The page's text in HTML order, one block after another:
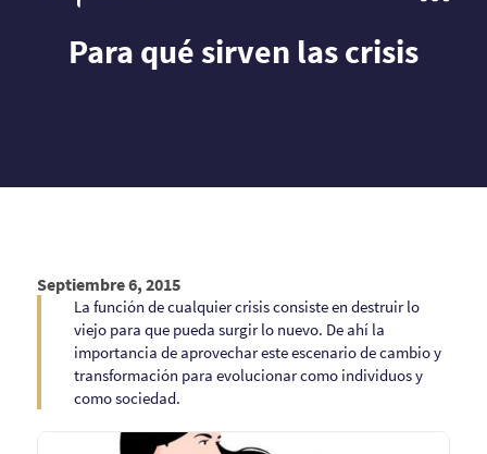
Para qué sirven las crisis
Septiembre 6, 2015
La función de cualquier crisis consiste en destruir lo
viejo para que pueda surgir lo nuevo. De ahí la
importancia de aprovechar este escenario de cambio y
transformación para evolucionar como individuos y
como sociedad.